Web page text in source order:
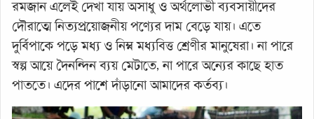
রমজান এলেই দেখা যায় অসাধু ও অর্থলোভী ব্যবসায়ীদের
দৌরাত্মে নিত্যপ্রয়োজনীয় পণ্যের দাম বেড়ে যায়। এতে
দুর্বিপাকে পড়ে মধ্য ও নিম্ন মধ্যবিত্ত শ্রেণীর মানুষেরা। না পারে
স্বল্প আয়ে দৈনন্দিন ব্যয় মেটাতে, না পারে অন্যের কাছে হাত
পাততে। এদের পাশে দাঁড়ানো আমাদের কর্তব্য।